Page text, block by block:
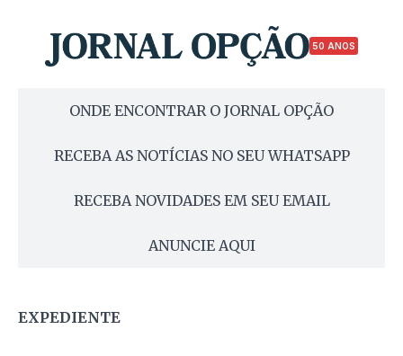
50 ANOS
ONDE ENCONTRAR O JORNAL OPÇÃO
RECEBA AS NOTÍCIAS NO SEU WHATSAPP
RECEBA NOVIDADES EM SEU EMAIL
ANUNCIE AQUI
EXPEDIENTE